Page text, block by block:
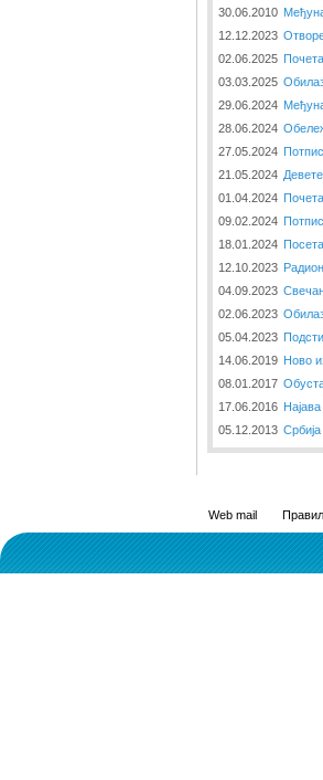
30.06.2010
12.12.2023
02.06.2025
03.03.2025
29.06.2024
28.06.2024
27.05.2024
21.05.2024
01.04.2024
09.02.2024
18.01.2024
12.10.2023
04.09.2023
02.06.2023
05.04.2023
14.06.2019 Ново
08.01.2017
17.06.2016
05.12.2013
Web mail